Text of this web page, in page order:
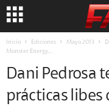
Inicio Ediciones Mayo 2013
Monster Energy...
Dani Pedrosa
prácticas libes